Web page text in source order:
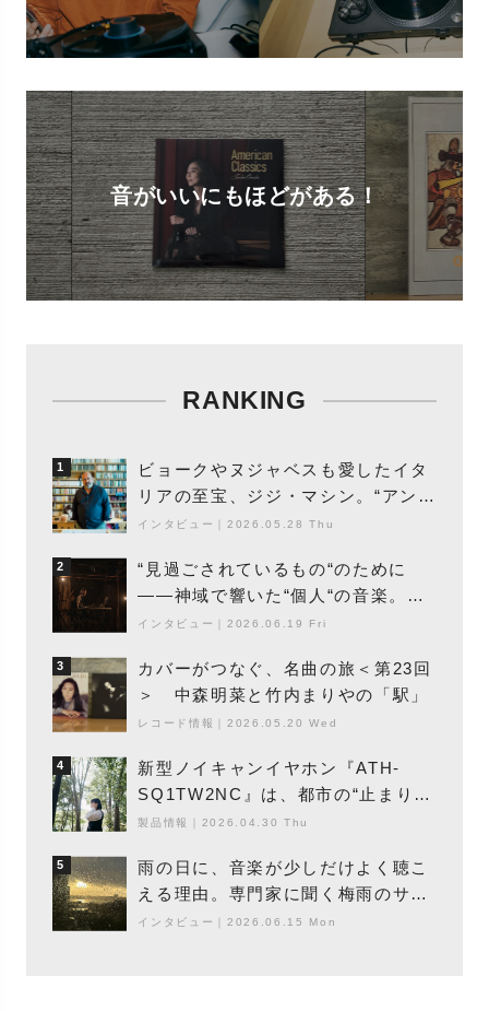
音がいいにもほどがある！
RANKING
1
ビョークやヌジャベスも愛したイタ
リアの至宝、ジジ・マシン。“アンビ
エントの巨匠”が明かす創作の原点
インタビュー 2026.05.28 Thu
2
“見過ごされているもの“のために
――神域で響いた“個人“の音楽。冥
丁の『赤城 夜神楽』をレポート
インタビュー 2026.06.19 Fri
3
カバーがつなぐ、名曲の旅＜第23回
＞ 中森明菜と竹内まりやの「駅」
レコード情報 2026.05.20 Wed
4
新型ノイキャンイヤホン『ATH-
SQ1TW2NC』は、都市の“止まり
木”になり得るーシンガーソングライ
製品情報 2026.04.30 Thu
5
雨の日に、音楽が少しだけよく聴こ
える理由。専門家に聞く梅雨のサウ
ンドスケープ
インタビュー 2026.06.15 Mon